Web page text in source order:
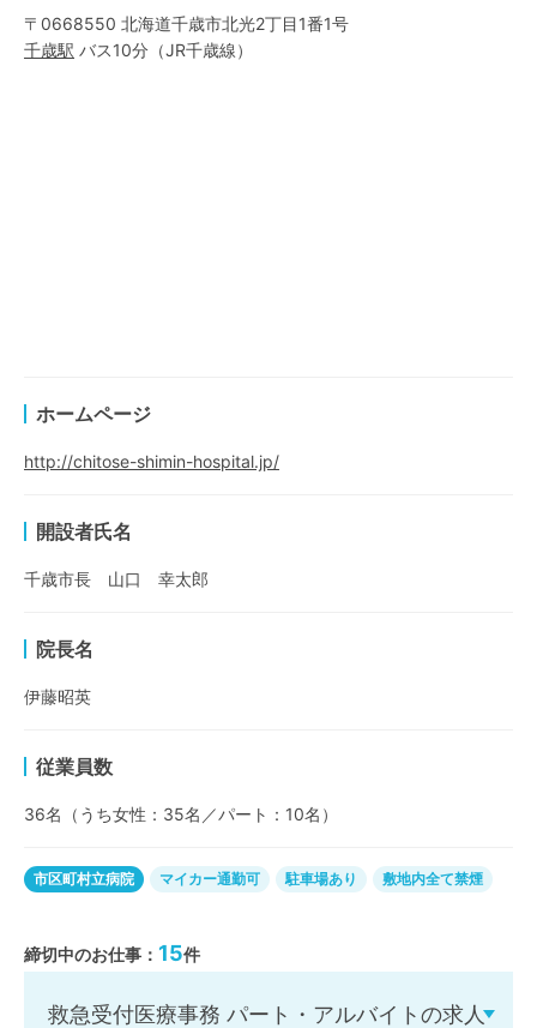
〒0668550 北海道千歳市北光2丁目1番1号
千歳駅 バス10分 （JR千歳線）
ホームページ
http://chitose-shimin-hospital.jp/
開設者氏名
千歳市長 山口 幸太郎
院長名
伊藤昭英
従業員数
36名（うち女性：35名／パート：10名）
市区町村立病院 マイカー通勤可 駐車場あり 敷地内全て禁煙
締切中のお仕事： 15件
救急受付医療事務 パート・アルバイトの求人